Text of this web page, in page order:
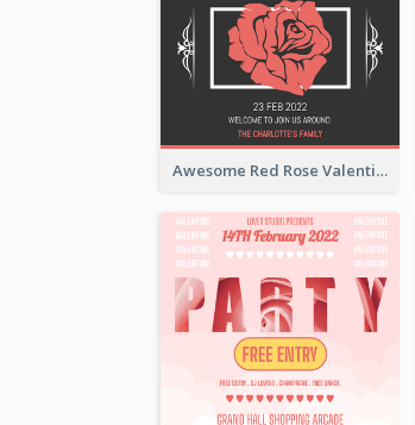
Awesome Red Rose Valentine Celebration Invitation